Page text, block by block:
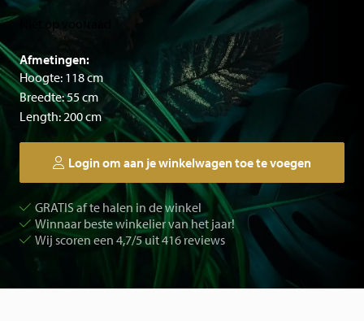
Afmetingen:
Hoogte: 118 cm
Breedte: 55 cm
Length: 200 cm
Login om aan je winkelwagen toe te voegen
GRATIS af te halen in de winkel
Winnaar beste winkelier van het jaar!
Wij scoren een 4,7/5 uit 416 reviews